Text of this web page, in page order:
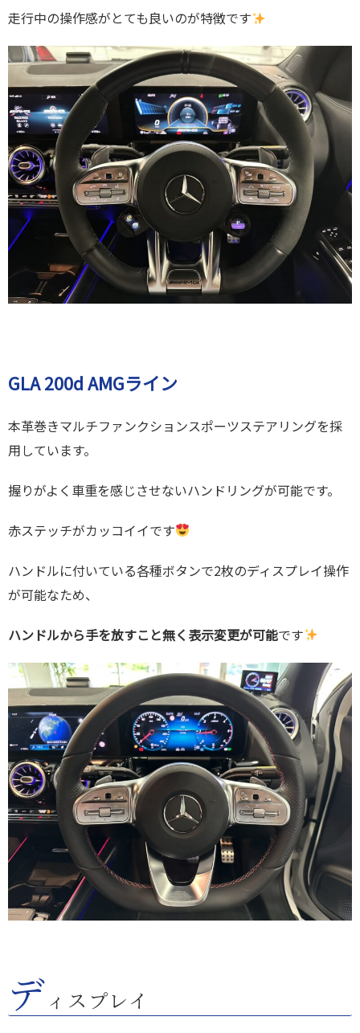
走行中の操作感がとても良いのが特徴です
GLA 200d AMGライン
本革巻きマルチファンクションスポーツステアリングを採
用しています。
握りがよく車重を感じさせないハンドリングが可能です。
赤ステッチがカッコイイです
ハンドルに付いている各種ボタンで2枚のディスプレイ操作
が可能なため、
ハンドルから手を放すこと無く表示変更が可能です
ディスプレイ